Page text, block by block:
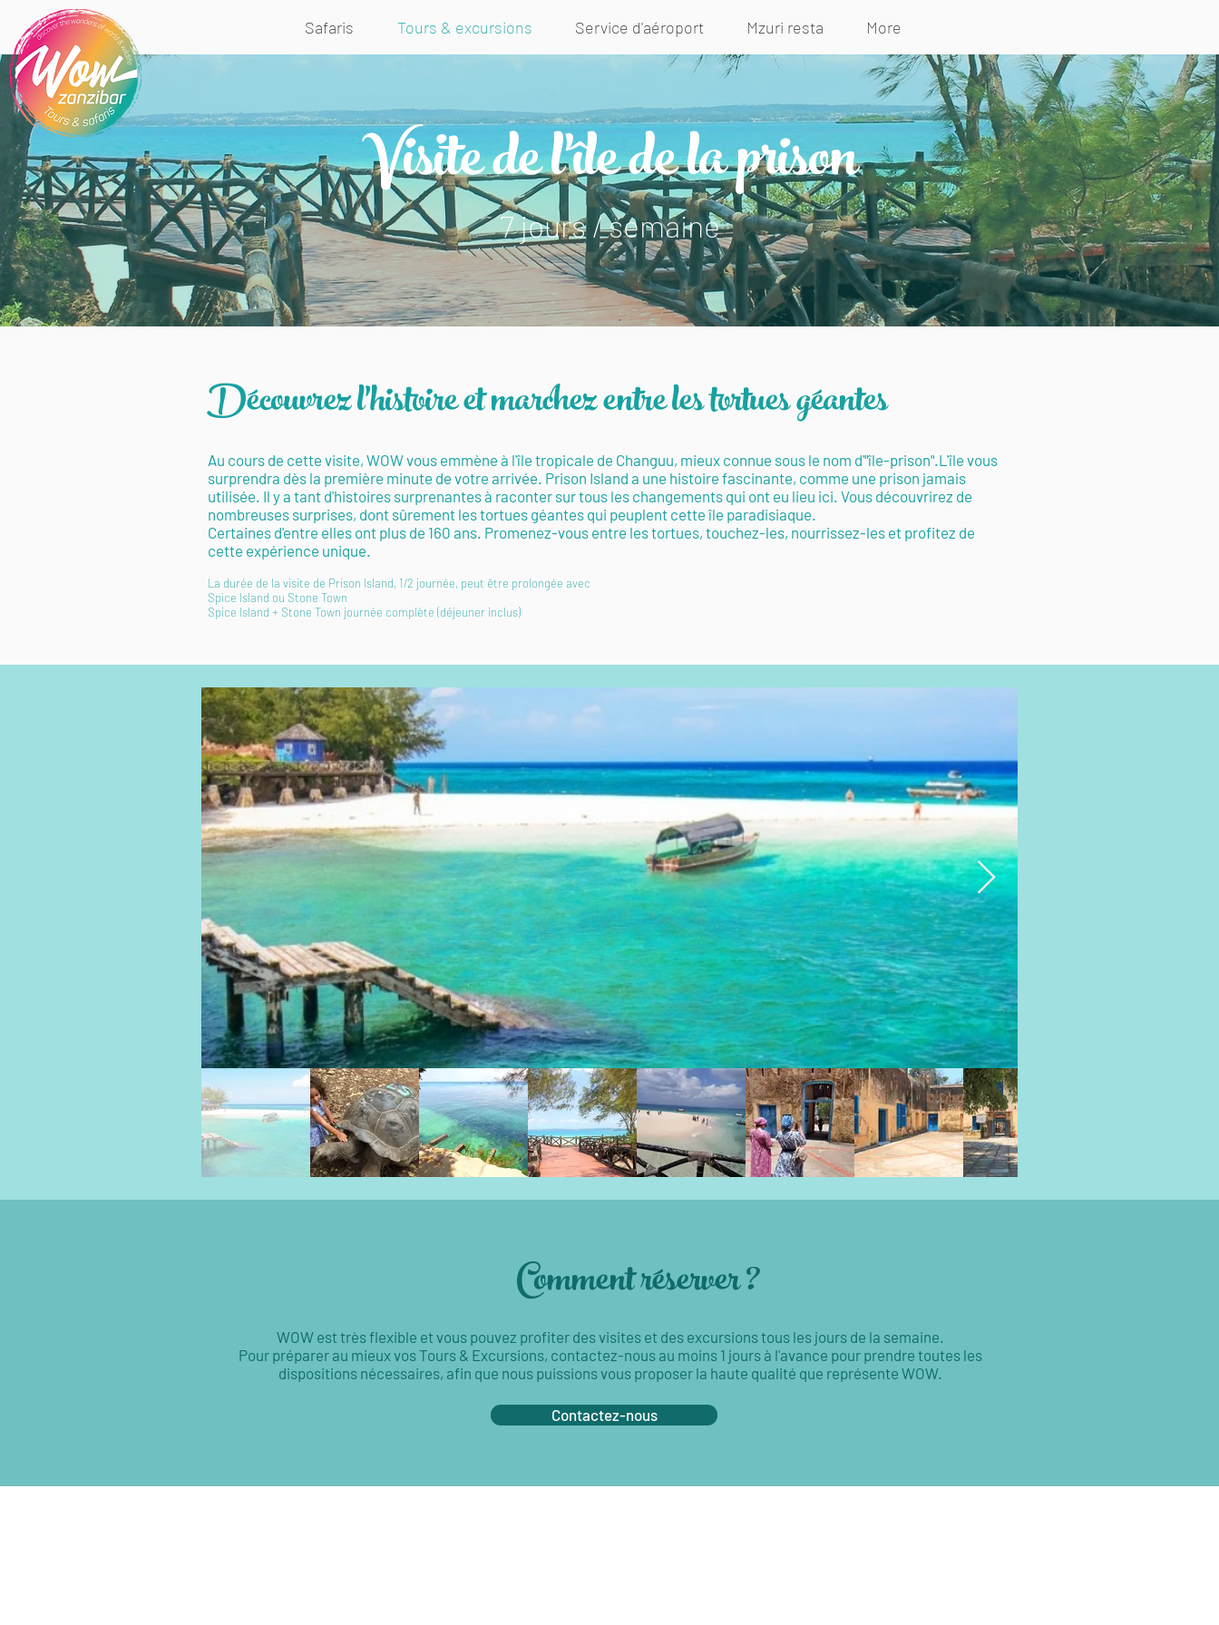
Safaris Tours & excursions Service d'aéroport Mzuri resta More
Visite de l'île de la prison
7 jours / semaine
Découvrez l'histoire et marchez entre les tortues géantes
Au cours de cette visite, WOW vous emmène à l'île tropicale de Changuu, mieux connue sous le nom d'"île-prison".L'île vous
surprendra dès la première minute de votre arrivée. Prison Island a une histoire fascinante, comme une prison jamais
utilisée. Il y a tant d'histoires surprenantes à raconter sur tous les changements qui ont eu lieu ici. Vous découvrirez de
nombreuses surprises, dont sûrement les tortues géantes qui peuplent cette île paradisiaque.
Certaines d'entre elles ont plus de 160 ans. Promenez-vous entre les tortues, touchez-les, nourrissez-les et profitez de
cette expérience unique.
La durée de la visite de Prison Island, 1/2 journée, peut être prolongée avec
Spice Island ou Stone Town
Spice Island + Stone Town journée complète (déjeuner inclus)
Comment réserver ?
WOW est très flexible et vous pouvez profiter des visites et des excursions tous les jours de la semaine.
Pour préparer au mieux vos Tours & Excursions, contactez-nous au moins 1 jours à l'avance pour prendre toutes les
dispositions nécessaires, afin que nous puissions vous proposer la haute qualité que représente WOW.
Contactez-nous